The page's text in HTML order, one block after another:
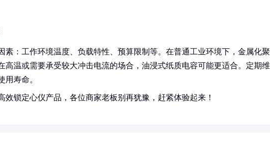
素：工作环境温度、负载特性、预算限制等。在普通工业环境下，金属化聚
高温或需要承受较大冲击电流的场合，油浸式纸质电容可能更适合。定期维
用寿命。
锁定心仪产品，各位商家老板别再犹豫，赶紧体验起来！